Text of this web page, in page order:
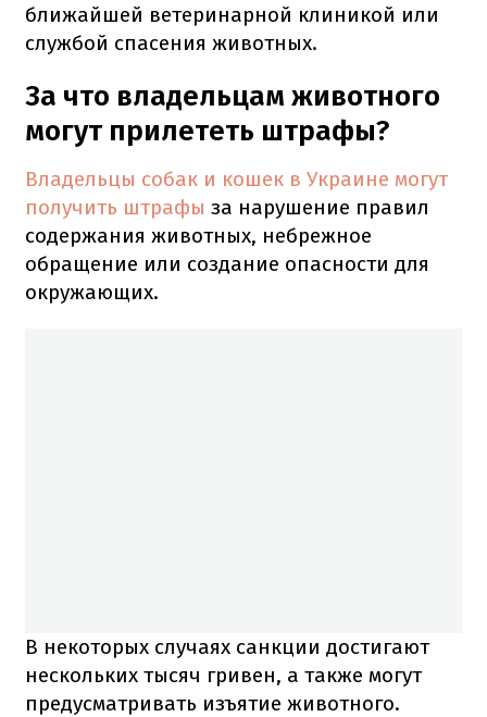
ближайшей ветеринарной клиникой или
службой спасения животных.
За что владельцам животного
могут прилететь штрафы?
Владельцы собак и кошек в Украине могут
получить штрафы за нарушение правил
содержания животных, небрежное
обращение или создание опасности для
окружающих.
В некоторых случаях санкции достигают
нескольких тысяч гривен, а также могут
предусматривать изъятие животного.